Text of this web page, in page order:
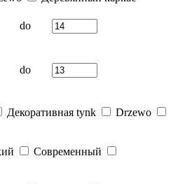
do
do
Декоративная tynk
Drzewo
Современный